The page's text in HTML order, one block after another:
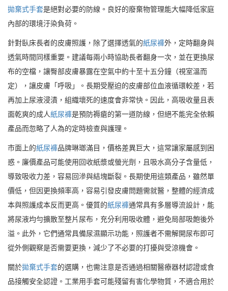
拋棄式手套是絕對必要的防線。良好的廢棄物管理能大幅降低家庭
內部的環境汙染負荷。
針對臥床長者的皮膚照護，除了選擇透氣的紙尿褲外，定時翻身與
透氣時間同樣重要。建議每兩小時協助長者翻身一次，並在更換尿
布的空檔，讓臀部皮膚暴露在空氣中約十至十五分鐘（視室溫而
定），讓皮膚「呼吸」。長期受壓迫的皮膚部位血液循環較差，若
再加上尿液浸漬，組織壞死的速度會非常快。因此，高吸收量且表
面乾爽的成人紙尿褲是預防褥瘡的第一道防線，但絕不能完全依賴
產品而忽略了人為的定時檢查與護理。
市面上的紙尿褲品牌琳瑯滿目，價格差異巨大，這常讓家屬感到困
惑。廉價產品可能使用回收紙漿或螢光劑，且吸水高分子含量低，
導致吸收力差，容易回滲與結塊斷裂。長期使用這類產品，雖然單
價低，但因更換頻率高，容易引發皮膚問題需就醫，整體的經濟成
本與照護成本反而更高。優質的紙尿褲通常具有多層導流設計，能
將尿液均勻擴散至整片尿布，充分利用吸收體，避免局部吸飽後外
溢。此外，它們通常具備尿濕顯示功能，照護者不需解開尿布即可
從外側觀察是否需要更換，減少了不必要的打擾與受涼機會。
關於拋棄式手套的選購，也需注意是否通過相關醫療器材認證或食
品接觸安全認證。工業用手套可能殘留有害化學物質，不適合用於